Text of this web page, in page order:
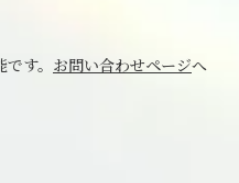
す。 お問い合わせページへ